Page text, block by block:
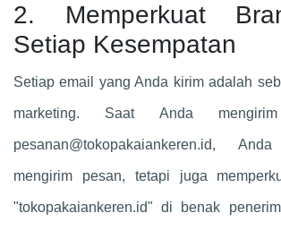
2. Memperkuat
Setiap Kesempatan
Setiap email yang Anda kirim adalah
marketing. Saat Anda
pesanan@tokopakaiankeren.id, Anda
mengirim pesan, tetapi juga
"tokopakaiankeren.id" di benak